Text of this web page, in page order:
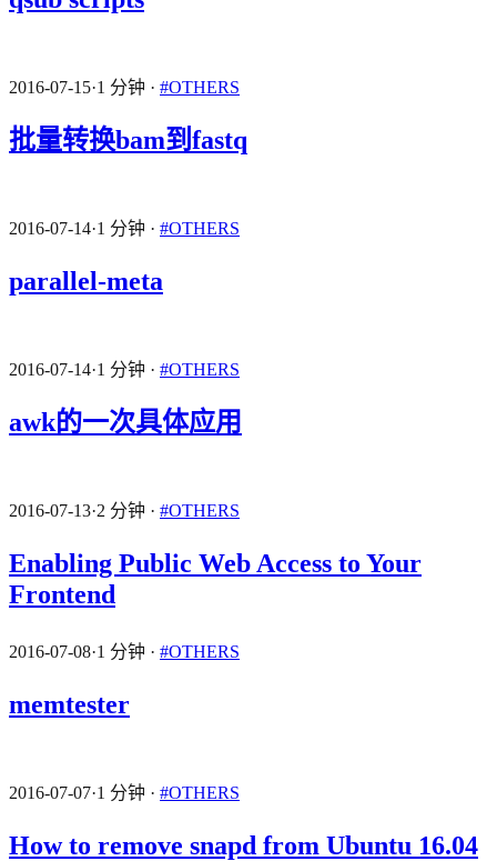
2016-07-15·1 分钟 · #OTHERS
批量转换bam到fastq
2016-07-14·1 分钟 · #OTHERS
parallel-meta
2016-07-14·1 分钟 · #OTHERS
awk的一次具体应用
2016-07-13·2 分钟 · #OTHERS
Enabling Public Web Access to Your
Frontend
2016-07-08·1 分钟 · #OTHERS
memtester
2016-07-07·1 分钟 · #OTHERS
How to remove snapd from Ubuntu 16.04